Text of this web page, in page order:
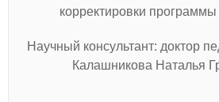
корректировки
Научный консультант: доктор
Калашникова Наталья